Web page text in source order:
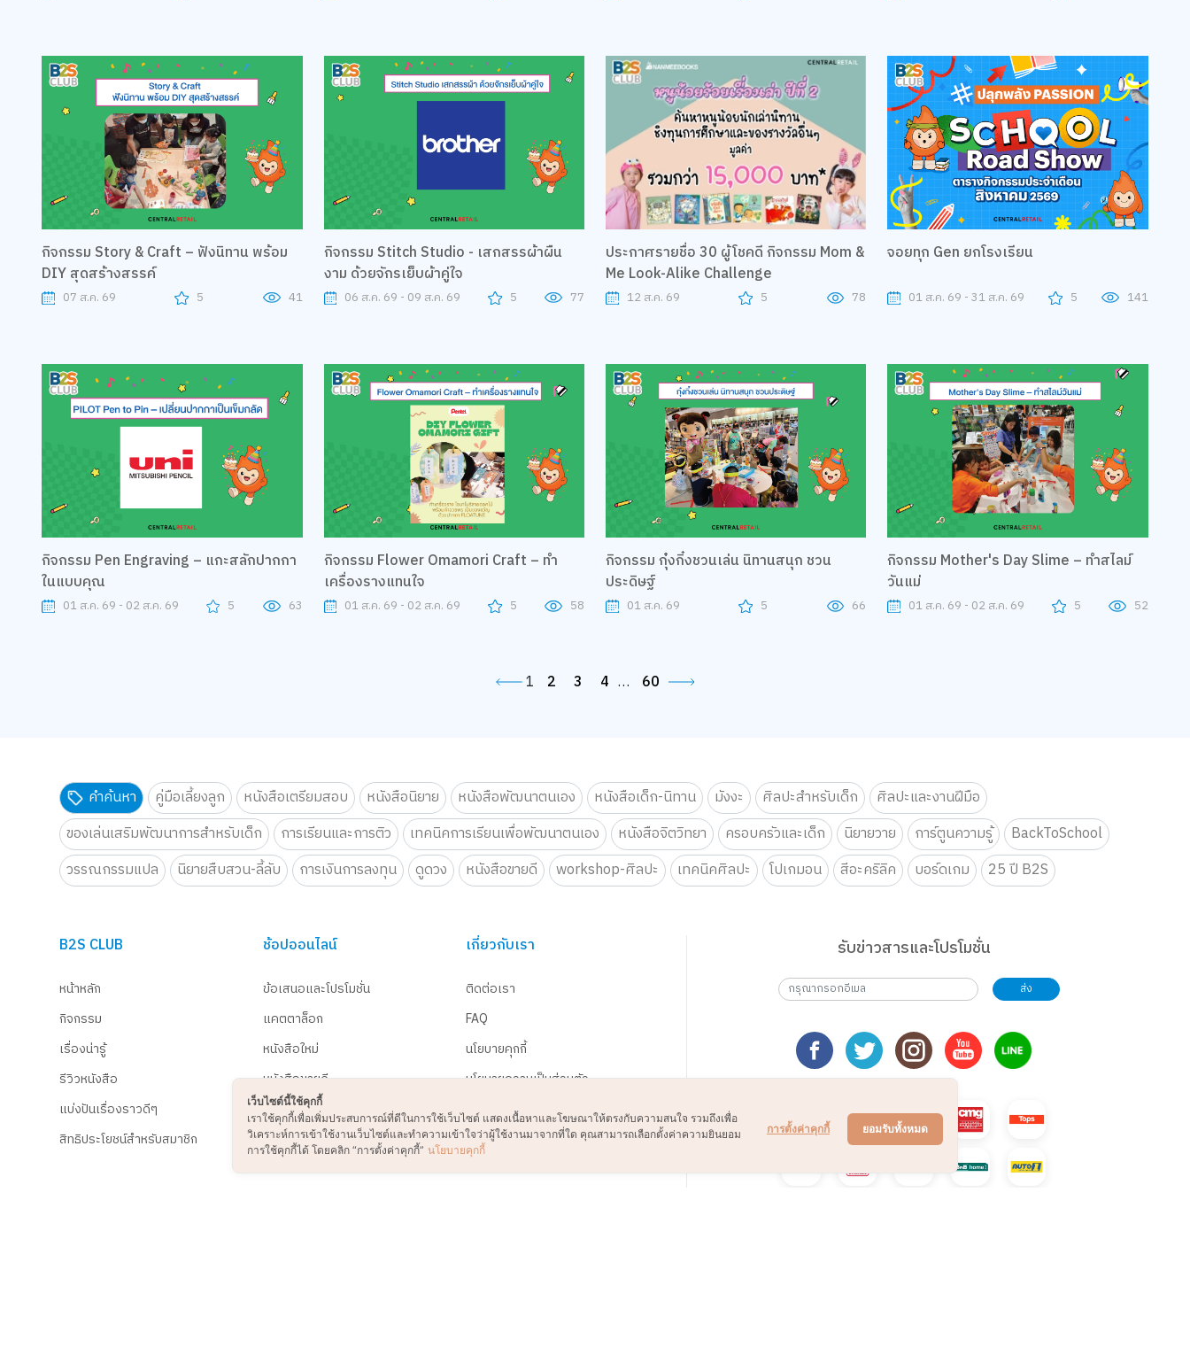
กิจกรรม Story & Craft – ฟังนิทาน พร้อม
DIY สุดสร้างสรรค์
07 ส.ค. 69 5 41
กิจกรรม Stitch Studio - เสกสรรผ้าผืน
งาม ด้วยจักรเย็บผ้าคู่ใจ
06 ส.ค. 69 - 09 ส.ค. 69 5 77
ประกาศรายชื่อ 30 ผู้โชคดี กิจกรรม Mom &
Me Look-Alike Challenge
12 ส.ค. 69 5 78
จอยทุก Gen ยกโรงเรียน
01 ส.ค. 69 - 31 ส.ค. 69 5 141
กิจกรรม Pen Engraving – แกะสลักปากกา
ในแบบคุณ
01 ส.ค. 69 - 02 ส.ค. 69 5 63
กิจกรรม Flower Omamori Craft – ทำ
เครื่องรางแทนใจ
01 ส.ค. 69 - 02 ส.ค. 69 5 58
กิจกรรม กุ๋งกิ๋งชวนเล่น นิทานสนุก ชวน
ประดิษฐ์
01 ส.ค. 69 5 66
กิจกรรม Mother's Day Slime – ทำสไลม์
วันแม่
01 ส.ค. 69 - 02 ส.ค. 69 5 52
1 2 3 4 … 60
คำค้นหา คู่มือเลี้ยงลูก หนังสือเตรียมสอบ หนังสือนิยาย หนังสือพัฒนาตนเอง หนังสือเด็ก-นิทาน มังงะ ศิลปะสำหรับเด็ก
ศิลปะและงานฝีมือ
ของเล่นเสริมพัฒนาการสำหรับเด็ก
การเรียนและการติว เทคนิคการเรียนเพื่อพัฒนาตนเอง หนังสือจิตวิทยา ครอบครัวและเด็ก นิยายวาย การ์ตูนความรู้
BackToSchool
วรรณกรรมแปล
นิยายสืบสวน-ลี้ลับ การเงินการลงทุน ดูดวง หนังสือขายดี workshop-ศิลปะ เทคนิคศิลปะ โปเกมอน สีอะคริลิค บอร์ดเกม 25 ปี B2S
B2S CLUB
หน้าหลัก
กิจกรรม
เรื่องน่ารู้
รีวิวหนังสือ
แบ่งปันเรื่องราวดีๆ
สิทธิประโยชน์สำหรับสมาชิก
ช้อปออนไลน์
ข้อเสนอและโปรโมชั่น
แคตตาล็อก
หนังสือใหม่
หนังสือขายดี
B2S Online Shopping
เกี่ยวกับเรา
ติดต่อเรา
FAQ
นโยบายคุกกี้
นโยบายความเป็นส่วนตัว
ข้อตกลงและเงื่อนไข
ยกเลิกการการรับข่าวสาร
รับข่าวสารและโปรโมชั่น
ส่ง
เว็บไซต์นี้ใช้คุกกี้
เราใช้คุกกี้เพื่อเพิ่มประสบการณ์ที่ดีในการใช้เว็บไซต์ แสดงเนื้อหาและโฆษณาให้ตรงกับความสนใจ รวมถึงเพื่อ
วิเคราะห์การเข้าใช้งานเว็บไซต์และทำความเข้าใจว่าผู้ใช้งานมาจากที่ใด คุณสามารถเลือกตั้งค่าความยินยอม
การใช้คุกกี้ได้ โดยคลิก “การตั้งค่าคุกกี้” นโยบายคุกกี้
ยอมรับทั้งหมด
การตั้งค่าคุกกี้